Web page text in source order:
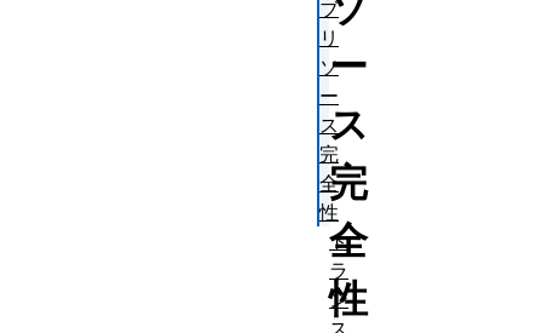
ー
ス
完
全
性
ブ
リ
ソ
ー
ス
完
全
性
ト
ラ
ン
ス